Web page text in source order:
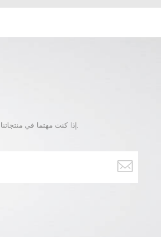
إذا كنت مهتما في منتجاتنا و تريد أن تعرف المزيد من التفاصيل,يرجى ترك رسالة هنا وسوف نقوم بالرد عليك بأسرع ما يمكن.